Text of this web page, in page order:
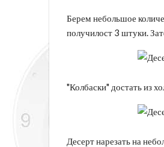
Берем небольшое
получилост 3 штуки.
"Колбаски" достать из
Десерт нарезать на